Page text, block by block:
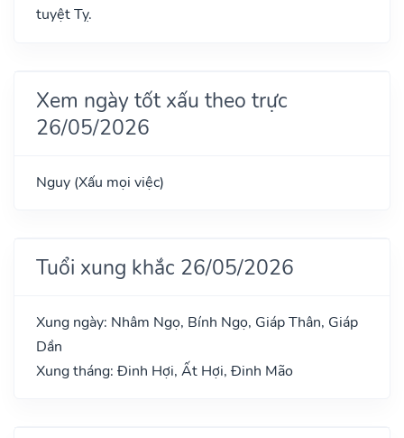
tuyệt Tỵ.
Xem ngày tốt xấu theo trực
26/05/2026
Nguy (Xấu mọi việc)
Tuổi xung khắc 26/05/2026
Xung ngày: Nhâm Ngọ, Bính Ngọ, Giáp Thân, Giáp
Dần
Xung tháng: Đinh Hợi, Ất Hợi, Đinh Mão